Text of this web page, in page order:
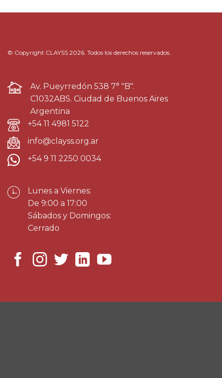
© Copyright CLAYSS 2026. Todos los derechos reservados.
Av. Pueyrredón 538 7° "B".
C1032ABS. Ciudad de Buenos Aires
Argentina
+54 11 4981 5122
info@clayss.org.ar
+54 9 11 2250 0034
Lunes a Viernes:
De 9:00 a 17:00
Sábados y Domingos:
Cerrado